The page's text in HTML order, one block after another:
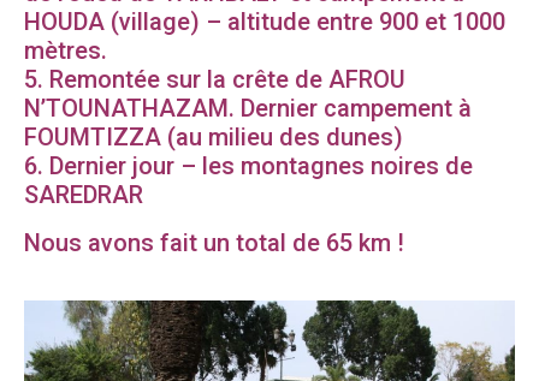
HOUDA (village) – altitude entre 900 et 1000
mètres.
5. Remontée sur la crête de AFROU
N’TOUNATHAZAM. Dernier campement à
FOUMTIZZA (au milieu des dunes)
6. Dernier jour – les montagnes noires de
SAREDRAR
Nous avons fait un total de 65 km !